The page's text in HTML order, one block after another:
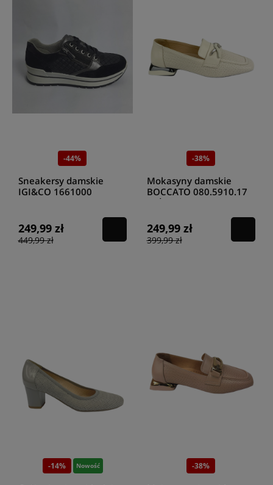
-44%
Sneakersy damskie
IGI&CO 1661000
249,99 zł
449,99 zł
-38%
Mokasyny damskie
BOCCATO 080.5910.17
BEŻOWY
249,99 zł
399,99 zł
-14% Nowość -38%